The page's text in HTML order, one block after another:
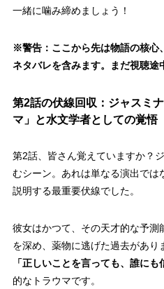
一緒に噛み締めましょう！
※警告：ここから先は物語の核心
ネタバレを含みます。まだ視聴途
第2話の伏線回収：ジャスミ
マ」と水文学者としての覚悟
第2話、皆さん覚えていますか？
むシーン。あれは単なる演出では
説明する最重要伏線でした。
彼女はかつて、その天才的な予測
を深め、薬物に逃げた過去があり
「正しいことを言っても、誰にも
的なトラウマです。